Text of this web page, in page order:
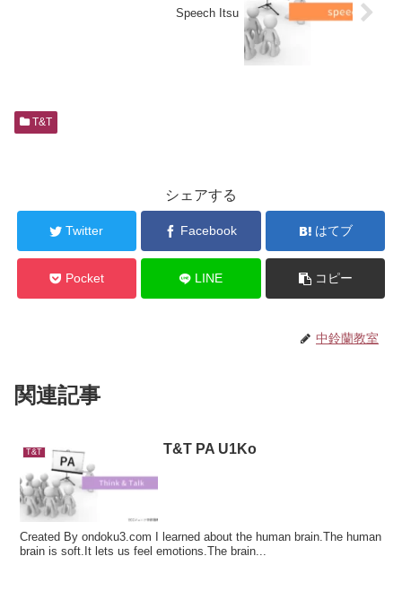
Speech Itsu
T&T
シェアする
Twitter Facebook はてブ
Pocket LINE コピー
中鈴蘭教室
関連記事
T&T T&T PA U1Ko
Created By ondoku3.com I learned about the human brain.The human
brain is soft.It lets us feel emotions.The brain...